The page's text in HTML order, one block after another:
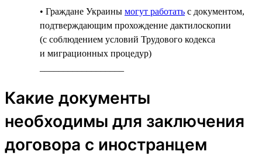
• Граждане Украины могут работать с документом,
подтверждающим прохождение дактилоскопии
(с соблюдением условий Трудового кодекса
и миграционных процедур)
Какие документы
необходимы для заключения
договора с иностранцем